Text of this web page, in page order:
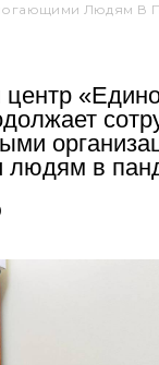
Людям В
центр
людям в